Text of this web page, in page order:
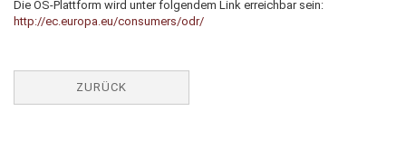
Die OS-Plattform wird unter folgendem Link erreichbar sein:
http://ec.europa.eu/consumers/odr/
ZURÜCK